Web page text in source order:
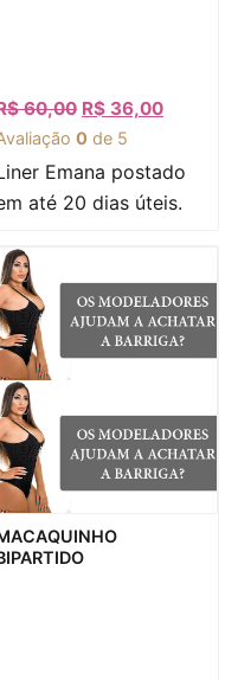
60,00 R$ 36,00
0 de 5
Emana postado
até 20 dias úteis.
rápida